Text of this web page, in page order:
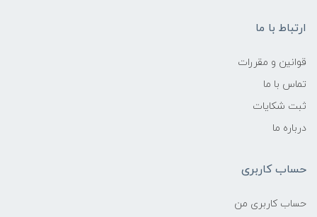
ارتباط با ما
قوانین و مقررات
تماس با ما
ثبت شکایات
درباره ما
حساب کاربری
حساب کاربری من